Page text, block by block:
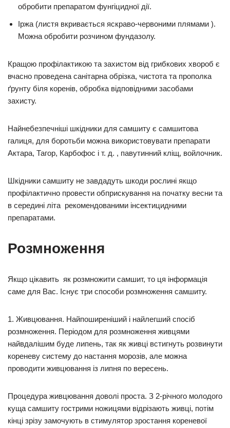
обробити препаратом фунгіцидної дії.
Іржа (листя вкривається яскраво-червоними плямами ).
Можна обробити розчином фундазолу.
Кращою профілактикою та захистом від грибкових хвороб є
вчасно проведена санітарна обрізка, чистота та прополка
ґрунту біля коренів, обробка відповідними засобами
захисту.
Найнебезпечніші шкідники для самшиту є самшитова
галиця, для боротьби можна використовувати препарати
Актара, Тагор, Карбофос і т. д. , павутинний кліщ, войлочник.
Шкідники самшиту не завдадуть шкоди рослині якщо
профілактично провести обприскування на початку весни та
в середині літа рекомендованими інсектицидними
препаратами.
Розмноження
Якщо цікавить як розмножити самшит, то ця інформація
саме для Вас. Існує три способи розмноження самшиту.
1. Живцювання. Найпоширеніший і найлегший спосіб
розмноження. Періодом для розмноження живцями
найвдалішим буде липень, так як живці встигнуть розвинути
кореневу систему до настання морозів, але можна
проводити живцювання із липня по вересень.
Процедура живцювання доволі проста. З 2-річного молодого
куща самшиту гострими ножицями відрізають живці, потім
кінці зрізу замочують в стимулятор зростання кореневої